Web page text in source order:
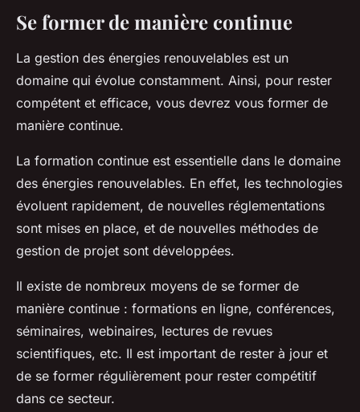
Se former de manière continue
La gestion des énergies renouvelables est un
domaine qui évolue constamment. Ainsi, pour rester
compétent et efficace, vous devrez vous former de
manière continue.
La formation continue est essentielle dans le domaine
des énergies renouvelables. En effet, les technologies
évoluent rapidement, de nouvelles réglementations
sont mises en place, et de nouvelles méthodes de
gestion de projet sont développées.
Il existe de nombreux moyens de se former de
manière continue : formations en ligne, conférences,
séminaires, webinaires, lectures de revues
scientifiques, etc. Il est important de rester à jour et
de se former régulièrement pour rester compétitif
dans ce secteur.